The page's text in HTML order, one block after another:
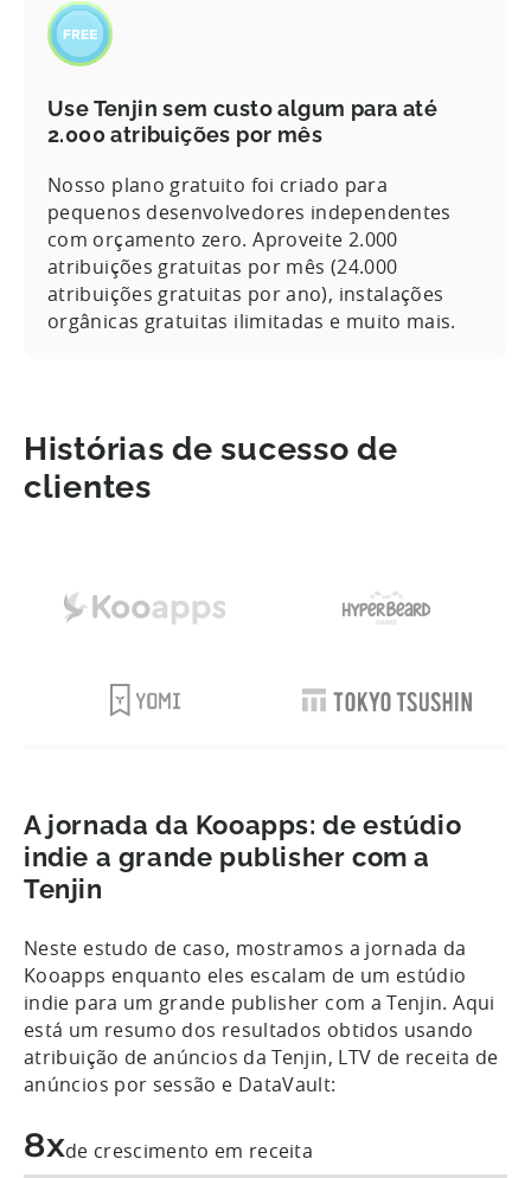
Use Tenjin sem custo algum para até
2.000 atribuições por mês
Nosso plano gratuito foi criado para
pequenos desenvolvedores independentes
com orçamento zero. Aproveite 2.000
atribuições gratuitas por mês (24.000
atribuições gratuitas por ano), instalações
orgânicas gratuitas ilimitadas e muito mais.
Histórias de sucesso de
clientes
A jornada da Kooapps: de estúdio
indie a grande publisher com a
Tenjin
Neste estudo de caso, mostramos a jornada da
Kooapps enquanto eles escalam de um estúdio
indie para um grande publisher com a Tenjin. Aqui
está um resumo dos resultados obtidos usando
atribuição de anúncios da Tenjin, LTV de receita de
anúncios por sessão e DataVault:
8xde crescimento em receita